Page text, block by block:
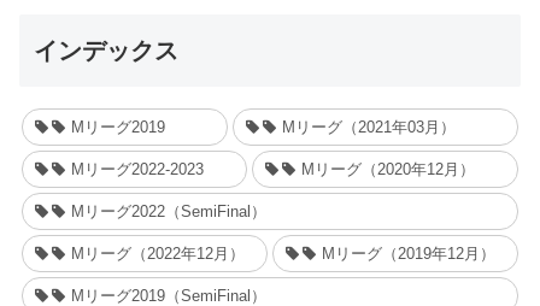
インデックス
Mリーグ2019 Mリーグ（2021年03月）
Mリーグ2022-2023 Mリーグ（2020年12月）
Mリーグ2022（SemiFinal）
Mリーグ（2022年12月） Mリーグ（2019年12月）
Mリーグ2019（SemiFinal）